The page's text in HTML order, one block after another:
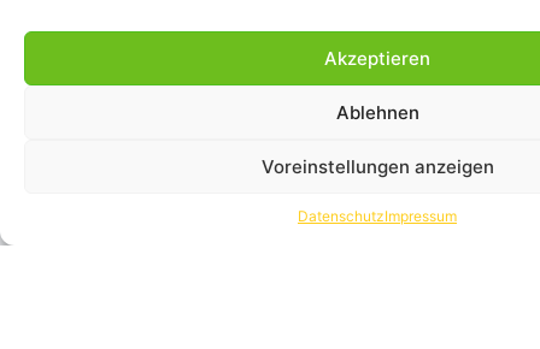
Akzeptieren
Ablehnen
Voreinstellungen anzeigen
DatenschutzImpressum